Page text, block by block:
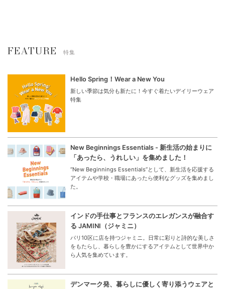
FEATURE 特集
Hello Spring！Wear a New You
新しい季節は気分も新たに！今すぐ着たいデイリーウェア
特集
New Beginnings Essentials - 新生活の始まりに
「あったら、うれしい」を集めました！
“New Beginnings Essentials”として、新生活を応援する
アイテムや学校・職場にあったら便利なグッズを集めまし
た。
インドの手仕事とフランスのエレガンスが融合す
る JAMINI（ジャミニ）
パリ10区に店を持つジャミニ。日常に彩りと詩的な美しさ
をもたらし、暮らしを豊かにするアイテムとして世界中か
ら人気を集めています。
デンマーク発、暮らしに優しく寄り添うウェアと